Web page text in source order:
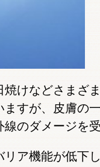
けなどさまざ
ますが、皮膚の
のダメージを
ア機能が低下